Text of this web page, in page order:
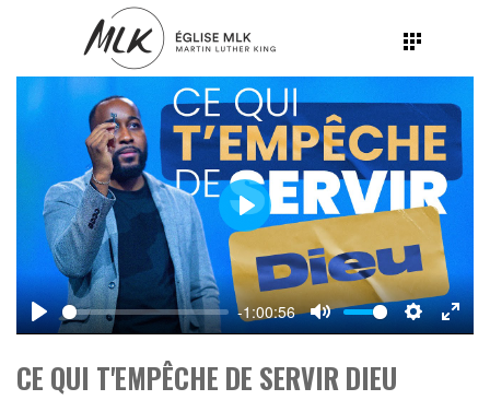
Play
-1:00:56
Mute Settings
Play
CE QUI T'EMPÊCHE DE SERVIR DIEU